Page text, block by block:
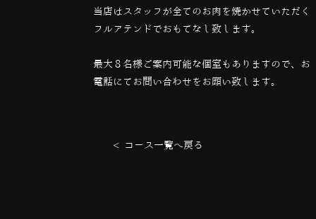
当店はスタッフが全てのお肉を焼かせていただく
フルアテンドでおもてなし致します。
最大８名様ご案内可能な個室もありますので、お
電話にてお問い合わせをお願い致します。
< コース一覧へ戻る